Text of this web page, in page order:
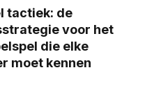
tactiek: de
voor het
die elke
moet kennen